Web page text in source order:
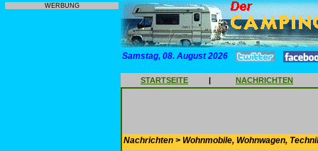
WERBUNG
Samstag, 08. August 2026
STARTSEITE | NACHRICHTEN
Nachrichten > Wohnmobile, Wohnwagen,